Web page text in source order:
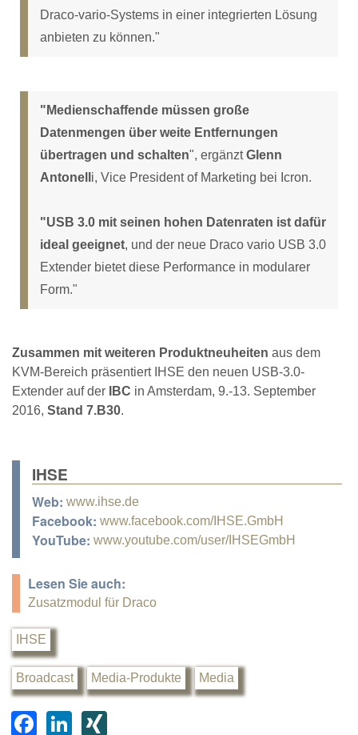
Draco-vario-Systems in einer integrierten Lösung
anbieten zu können."
"Medienschaffende müssen große
Datenmengen über weite Entfernungen
übertragen und schalten", ergänztGlenn
Antonell i, Vice President of Marketing bei Icron.
"USB 3.0 mit seinen hohen Datenraten ist dafür
ideal geeignet, und der neue Draco vario USB 3.0
Extender bietet diese Performance in modularer
Form."
Zusammen mit weiteren Produktneuheiten aus dem
KVM-Bereich präsentiert IHSE den neuen USB-3.0-
Extender auf der IBC in Amsterdam, 9.-13. September
2016, Stand 7.B30.
IHSE
Web: www.ihse.de
Facebook: www.facebook.com/IHSE.GmbH
YouTube: www.youtube.com/user/IHSEGmbH
Lesen Sie auch:
Zusatzmodul für Draco
IHSE
Broadcast Media-Produkte Media
F
Li